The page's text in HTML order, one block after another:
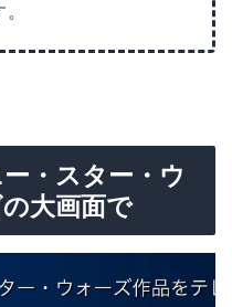
・スター・ウ
大画面で